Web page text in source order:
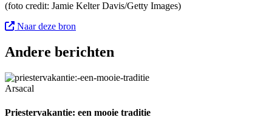
(foto credit: Jamie Kelter Davis/Getty Images)
Naar deze bron
Andere berichten
Arsacal
Priestervakantie: een mooie traditie